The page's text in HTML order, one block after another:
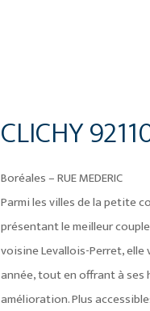
CLICHY
Boréales – RUE MEDERIC
Parmi les villes de la petite
présentant le meilleur
voisine Levallois-Perret,
année, tout en offrant à ses
amélioration. Plus